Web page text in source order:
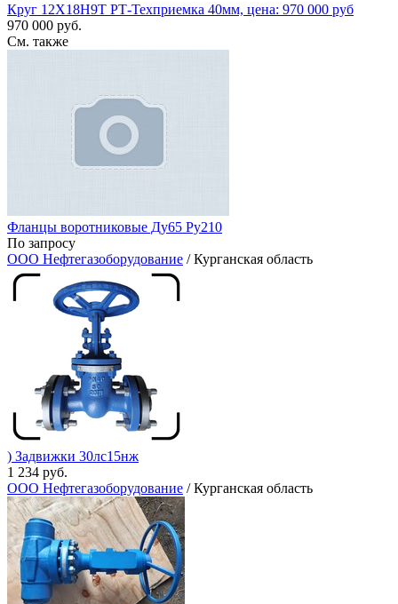
Круг 12Х18Н9Т РТ-Техприемка 40мм, цена: 970 000 руб
970 000 руб.
См. также
Фланцы воротниковые Ду65 Ру210
По запросу
ООО Нефтегазоборудование / Курганская область
) Задвижки 30лс15нж
1 234 руб.
ООО Нефтегазоборудование / Курганская область